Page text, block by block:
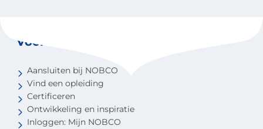
Voor coaches
Aansluiten bij NOBCO
Vind een opleiding
Certificeren
Ontwikkeling en inspiratie
Inloggen: Mijn NOBCO